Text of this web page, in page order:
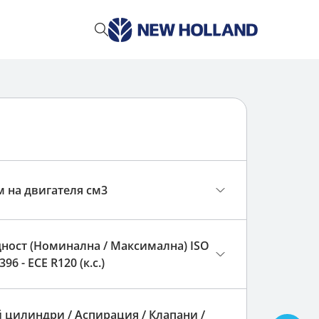
на двигателя см3
(Номинална / Максимална) ISO
- ECE R120 (к.с.)
цилиндри / Аспирация / Клапани /